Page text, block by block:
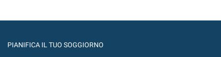
PIANIFICA IL TUO SOGGIORNO